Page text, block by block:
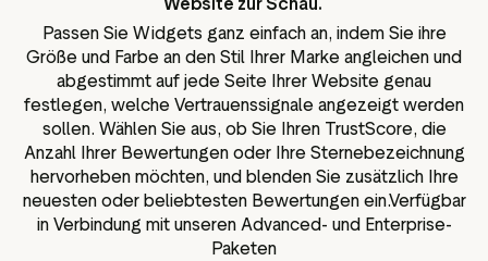
Passen Sie Widgets ganz einfach an, indem Sie ihre
Größe und Farbe an den Stil Ihrer Marke angleichen und
abgestimmt auf jede Seite Ihrer Website genau
festlegen, welche Vertrauenssignale angezeigt werden
sollen. Wählen Sie aus, ob Sie Ihren TrustScore, die
Anzahl Ihrer Bewertungen oder Ihre Sternebezeichnung
hervorheben möchten, und blenden Sie zusätzlich Ihre
neuesten oder beliebtesten Bewertungen ein.Verfügbar
in Verbindung mit unseren Advanced- und Enterprise-
Paketen